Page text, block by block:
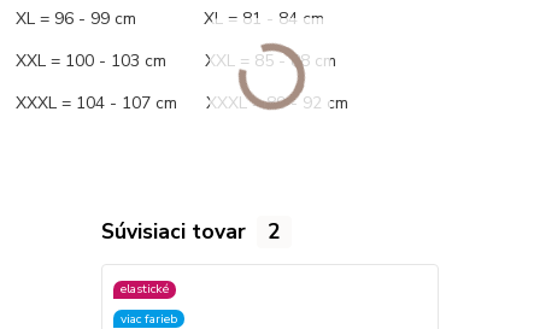
XL = 96 - 99 cm XL = 81 - 84 cm
XXL = 100 - 103 cm XXL = 85 - 88 cm
XXXL = 104 - 107 cm XXXL = 89 - 92 cm
Súvisiaci tovar 2
elastické
viac farieb